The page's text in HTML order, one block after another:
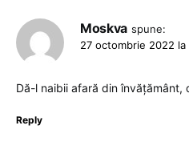
Moskva spune:
27 octombrie 2022 la
Dă-l naibii afară din învățământ,
Reply